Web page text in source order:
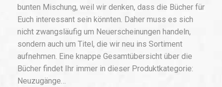
bunten Mischung, weil wir denken, dass die Bücher für
Euch interessant sein könnten. Daher muss es sich
nicht zwangsläufig um Neuerscheinungen handeln,
sondern auch um Titel, die wir neu ins Sortiment
aufnehmen. Eine knappe Gesamtübersicht über die
Bücher findet Ihr immer in dieser Produktkategorie:
Neuzugänge…